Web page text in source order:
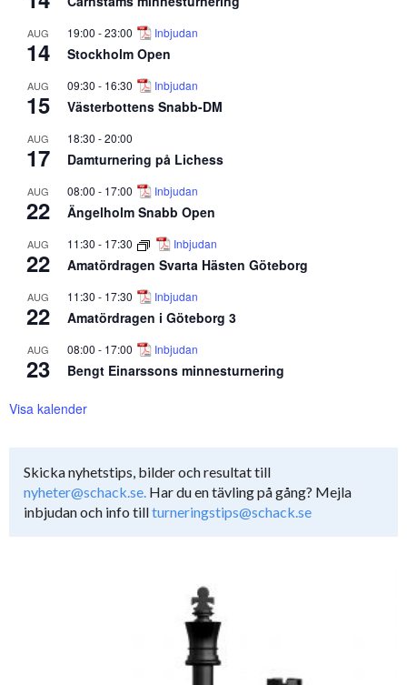
AUG
14
19:00 -23:00 Inbjudan
Stockholm Open
AUG
15
09:30 - 16:30 Inbjudan
Västerbottens Snabb-DM
AUG
17
18:30 -20:00
Damturnering på Lichess
AUG
22
08:00 - 17:00 Inbjudan
Ängelholm Snabb Open
AUG
22
11:30 - 17:30 Inbjudan
Amatördragen Svarta Hästen Göteborg
AUG
22
11:30 - 17:30 Inbjudan
Amatördragen i Göteborg 3
AUG
23
08:00 - 17:00 Inbjudan
Bengt Einarssons minnesturnering
Visa kalender
Skicka nyhetstips, bilder och resultat till
nyheter@schack.se. Har du en tävling på gång? Mejla
inbjudan och info tillturneringstips@schack.se